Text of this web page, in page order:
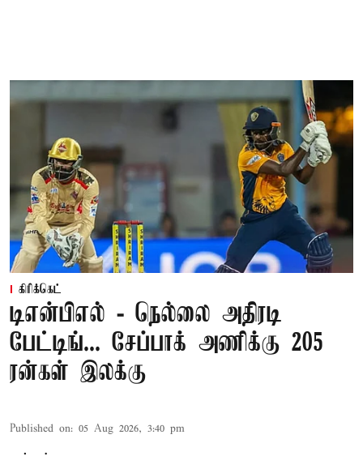
கிரிக்கெட்
டிஎன்பிஎல் - நெல்லை அதிரடி
பேட்டிங்... சேப்பாக் அணிக்கு 205
ரன்கள் இலக்கு
Published on: 05 Aug 2026, 3:40 pm